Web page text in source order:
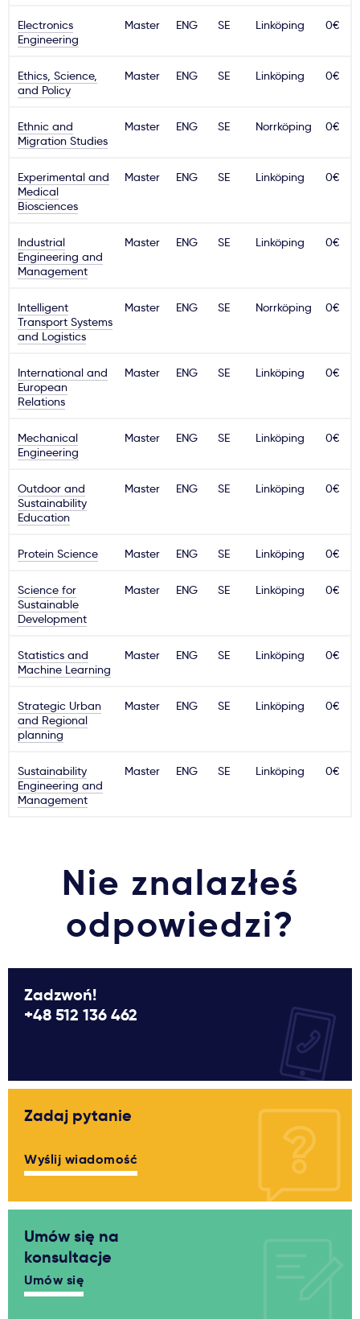
Electronics
Engineering
Master ENG SE Linköping 0€
Ethics, Science,
and Policy
Master ENG SE Linköping 0€
Ethnic and
Migration Studies
Master ENG SE Norrköping 0€
Experimental and
Medical
Biosciences
Master ENG SE Linköping 0€
Industrial
Engineering and
Management
Master ENG SE Linköping 0€
Intelligent
Transport Systems
and Logistics
Master ENG SE Norrköping 0€
International and
European
Relations
Master ENG SE Linköping 0€
Mechanical
Engineering
Master ENG SE Linköping 0€
Outdoor and
Sustainability
Education
Master ENG SE Linköping 0€
Protein Science Master ENG SE Linköping 0€
Science for
Sustainable
Development
Master ENG SE Linköping 0€
Statistics and
Machine Learning
Master ENG SE Linköping 0€
Strategic Urban
and Regional
planning
Master ENG SE Linköping 0€
Sustainability
Engineering and
Management
Master ENG SE Linköping 0€
Nie znalazłeś
odpowiedzi?
Zadzwoń!
+48 512 136 462
Zadaj pytanie
Wyślij wiadomość
Umów się na
konsultacje
Umów się